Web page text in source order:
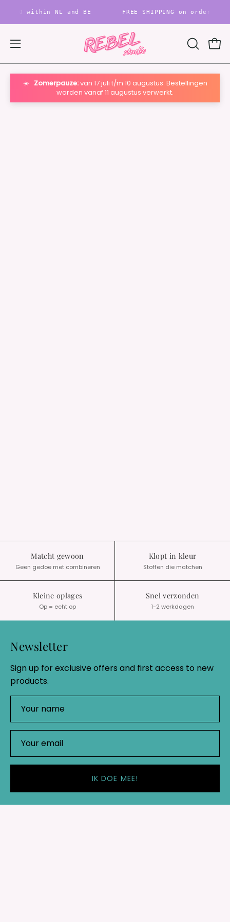
€80 within NL and BE FREE SHIPPING on orders
Open
navigation
menu
OPEN
SEARCH
BAR
☀️ Zomerpauze:van 17 juli t/m 10 augustus. Bestellingen
worden vanaf 11 augustus verwerkt.
Matcht gewoon
Geen gedoe met combineren
Klopt in kleur
Stoffen die matchen
Kleine oplages
Op = echt op
Snel verzonden
1-2 werkdagen
Newsletter
Sign up for exclusive offers and first access to new
products.
IK DOE MEE!